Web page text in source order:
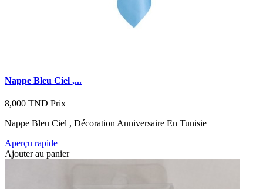
Nappe Bleu Ciel ,...
8,000 TND Prix
Nappe Bleu Ciel , Décoration Anniversaire En Tunisie
Aperçu rapide
Ajouter au panier